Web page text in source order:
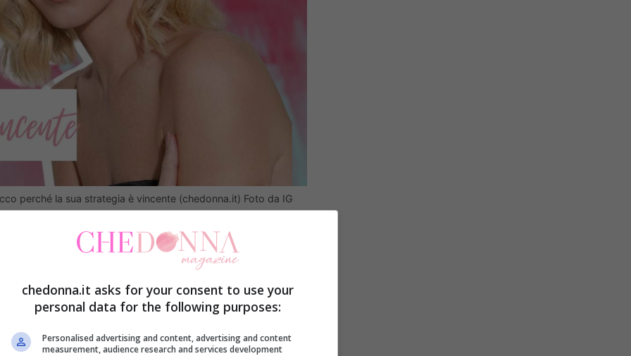
perché la sua strategia è vincente (chedonna.it) Foto da IG
solita chiamarla, ha esorditonelle vesti di
serata di Festival. Il messaggio di cui si è
giorno: la vicinanza verso le donnee la
sempre rispettati.
chedonna.it asks for your consent to use your
personal data for the following purposes:
Personalised advertising and content, advertising and content
measurement, audience research and services development